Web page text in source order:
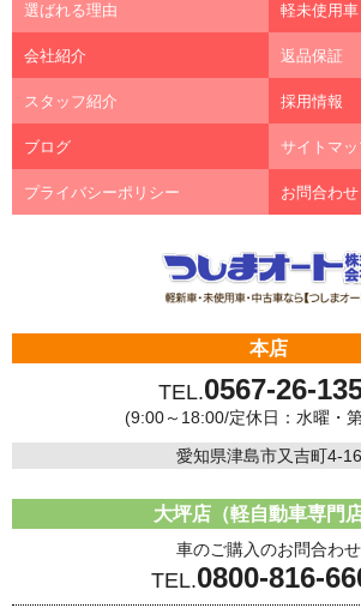
選ばれる理由 軽未使用車
会社紹介 返品保証
スタッフ紹介 採用情報
ブログ サイトマ
プライバシーポリシー お問合わせ
本店
TEL.0567-26-
(9:00～18:00/定休日：水曜・
愛知県津島市又吉町4-16
大坪店（軽自動車専門店
車のご購入のお問合わせ
TEL.0800-816-